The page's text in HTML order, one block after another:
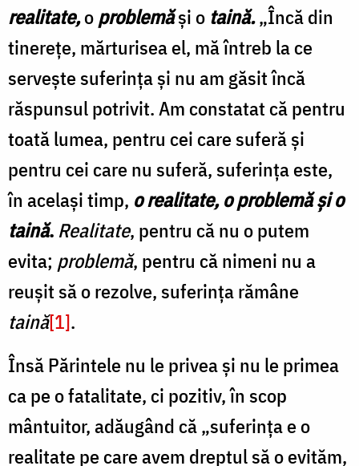
realitate,oproblemăși o taină.„Încă din
tinerețe, mărturisea el, mă întreb la ce
servește suferința și nu am găsit încă
răspunsul potrivit. Am constatat că pentru
toată lumea, pentru cei care suferă și
pentru cei care nu suferă, suferința este,
în același timp, o realitate, o problemă și o
taină. Realitate, pentru că nu o putem
evita; problemă, pentru că nimeni nu a
reușit să o rezolve, suferința rămâne
taină[1].
Însă Părintele nu le privea și nu le primea
ca pe o fatalitate, ci pozitiv, în scop
mântuitor, adăugând că „suferința e o
realitate pe care avem dreptul să o evităm,